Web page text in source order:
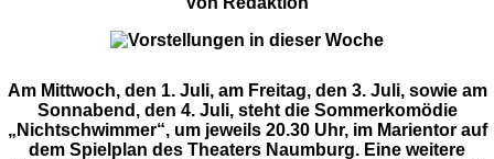
Am Mittwoch, den 1. Juli, am Freitag, den 3. Juli, sowie am
Sonnabend, den 4. Juli, steht die Sommerkomödie
„Nichtschwimmer“, um jeweils 20.30 Uhr, im Marientor auf
dem Spielplan des Theaters Naumburg. Eine weitere